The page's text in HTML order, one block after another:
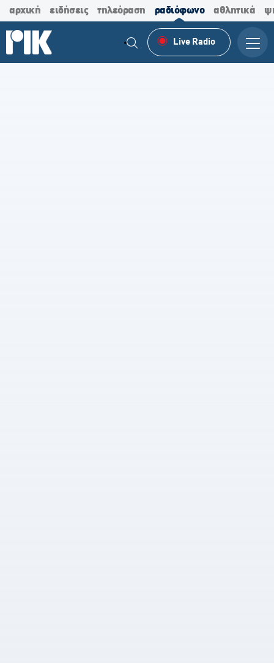
αρχική ειδήσεις τηλεόραση ραδιόφωνο αθλητικά
Live Radio